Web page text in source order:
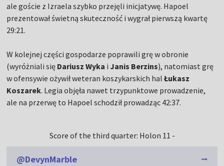
ale goście z Izraela szybko przejęli inicjatywę. Hapoel
prezentował świetną skuteczność i wygrał pierwszą kwartę
29:21.
W kolejnej części gospodarze poprawili grę w obronie
(wyróżniali się Dariusz Wyka i Janis Berzins), natomiast grę
w ofensywie ożywił weteran koszykarskich hal Łukasz
Koszarek. Legia objęła nawet trzypunktowe prowadzenie,
ale na przerwę to Hapoel schodził prowadząc 42:37.
Score of the third quarter: Holon 11 -
@DevynMarble